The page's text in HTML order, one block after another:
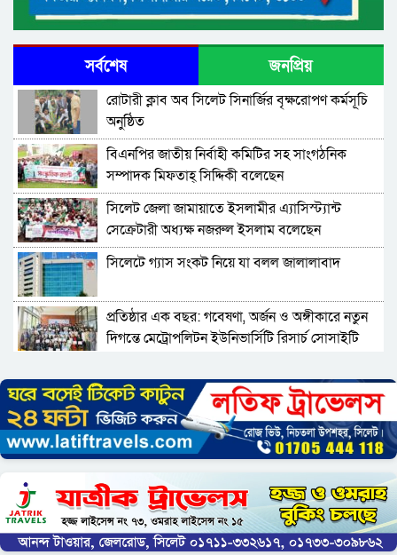
সর্বশেষ জনপ্রিয়
রোটারী ক্লাব অব সিলেট সিনার্জির বৃক্ষরোপণ কর্মসূচি
অনুষ্ঠিত
বিএনপির জাতীয় নির্বাহী কমিটির সহ সাংগঠনিক
সম্পাদক মিফতাহ্ সিদ্দিকী বলেছেন
সিলেট জেলা জামায়াতে ইসলামীর এ্যাসিস্ট্যান্ট
সেক্রেটারী অধ্যক্ষ নজরুল ইসলাম বলেছেন
সিলেটে গ্যাস সংকট নিয়ে যা বলল জালালাবাদ
প্রতিষ্ঠার এক বছর: গবেষণা, অর্জন ও অঙ্গীকারে নতুন
দিগন্তে মেট্রোপলিটন ইউনিভার্সিটি রিসার্চ সোসাইটি
স্মৃতিস্তম্ভে শ্রদ্ধা নিবেদন
সিলেট মহানগর ছাত্রশিবিরের মিছিল সম্পন্ন
ধরিত্রী রক্ষায় আমরা’র উদ্যোগে সিলেটে বৃক্ষ রোপনের
কর্মসূচি পালন
সিলেটে সড়ক দু*র্ঘ*ট*নায় প্রাণ গেল যুবকের